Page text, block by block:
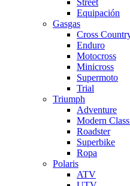
Street
Equipación
Gasgas
Cross
Enduro
Motocross
Minicross
Supermoto
Trial
Triumph
Adventure
Modern
Roadster
Superbike
Ropa
Polaris
ATV